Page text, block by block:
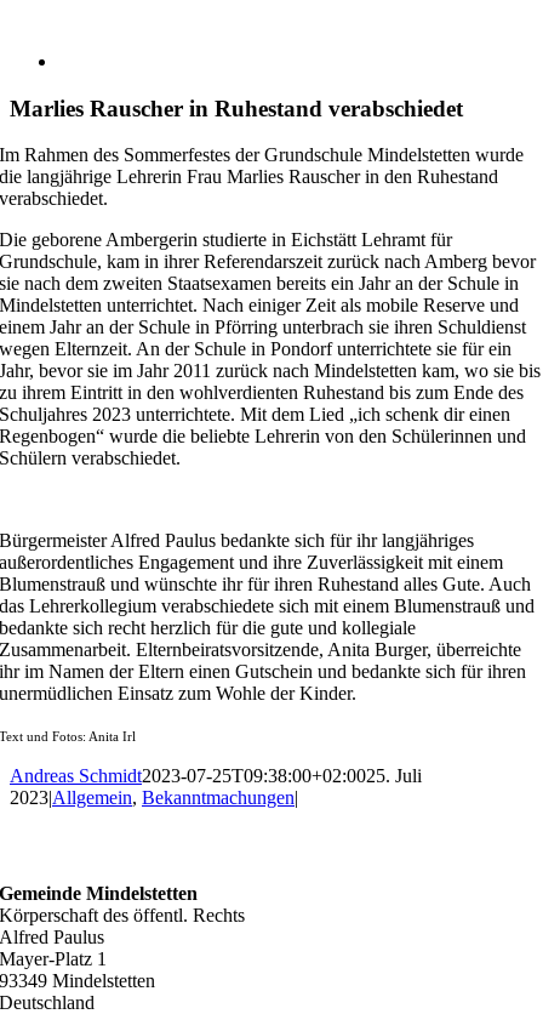
springen
Bild
Marlies Rauscher in Ruhestand verabschiedet
Im Rahmen des Sommerfestes der Grundschule Mindelstetten wurde
die langjährige Lehrerin Frau Marlies Rauscher in den Ruhestand
verabschiedet.
Die geborene Ambergerin studierte in Eichstätt Lehramt für
Grundschule, kam in ihrer Referendarszeit zurück nach Amberg bevor
sie nach dem zweiten Staatsexamen bereits ein Jahr an der Schule in
Mindelstetten unterrichtet. Nach einiger Zeit als mobile Reserve und
einem Jahr an der Schule in Pförring unterbrach sie ihren Schuldienst
wegen Elternzeit. An der Schule in Pondorf unterrichtete sie für ein
Jahr, bevor sie im Jahr 2011 zurück nach Mindelstetten kam, wo sie bis
zu ihrem Eintritt in den wohlverdienten Ruhestand bis zum Ende des
Schuljahres 2023 unterrichtete. Mit dem Lied „ich schenk dir einen
Regenbogen“ wurde die beliebte Lehrerin von den Schülerinnen und
Schülern verabschiedet.
Bürgermeister Alfred Paulus bedankte sich für ihr langjähriges
außerordentliches Engagement und ihre Zuverlässigkeit mit einem
Blumenstrauß und wünschte ihr für ihren Ruhestand alles Gute. Auch
das Lehrerkollegium verabschiedete sich mit einem Blumenstrauß und
bedankte sich recht herzlich für die gute und kollegiale
Zusammenarbeit. Elternbeiratsvorsitzende, Anita Burger, überreichte
ihr im Namen der Eltern einen Gutschein und bedankte sich für ihren
unermüdlichen Einsatz zum Wohle der Kinder.
Text und Fotos: Anita Irl
Andreas Schmidt2023-07-25T09:38:00+02:0025. Juli
2023|Allgemein, Bekanntmachungen|
Gemeinde Mindelstetten
Körperschaft des öffentl. Rechts
Alfred Paulus
Mayer-Platz 1
93349 Mindelstetten
Deutschland